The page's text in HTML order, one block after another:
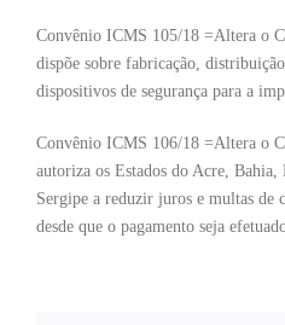
Convênio ICMS 105/18 =Altera o
dispõe sobre fabricação,
dispositivos de segurança para a
Convênio ICMS 106/18 =Altera o
autoriza os Estados do Acre, Bahia,
Sergipe a reduzir juros e multas
desde que o pagamento seja